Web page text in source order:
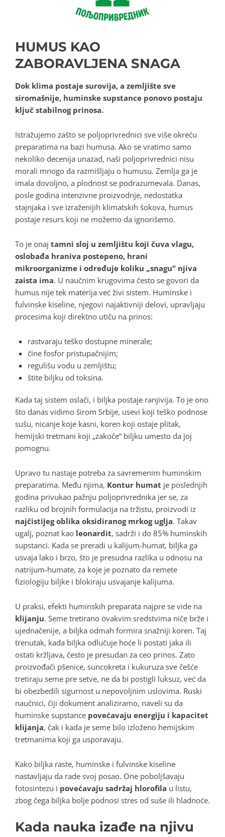
HUMUS KAO
ZABORAVLJENA SNAGA
Dok klima postaje surovija, a zemljište sve
siromašnije, huminske supstance ponovo postaju
ključ stabilnog prinosa.
Istražujemo zašto se poljoprivrednici sve više okreću
preparatima na bazi humusa. Ako se vratimo samo
nekoliko decenija unazad, naši poljoprivrednici nisu
morali mnogo da razmišljaju o humusu. Zemlja ga je
imala dovoljno, a plodnost se podrazumevala. Danas,
posle godina intenzivne proizvodnje, nedostatka
stajnjaka i sve izraženijih klimatskih šokova, humus
postaje resurs koji ne možemo da ignorišemo.
To je onaj tamni sloj u zemljištu koji čuva vlagu,
oslobađa hraniva postepeno, hrani
mikroorganizme i određuje koliku „snagu“ njiva
zaista ima. U naučnim krugovima često se govori da
humus nije tek materija već živi sistem. Huminske i
fulvinske kiseline, njegovi najaktivniji delovi, upravljaju
procesima koji direktno utiču na prinos:
rastvaraju teško dostupne minerale;
čine fosfor pristupačnijim;
regulišu vodu u zemljištu;
štite biljku od toksina.
Kada taj sistem oslači, i biljka postaje ranjivija. To je ono
što danas vidimo širom Srbije, usevi koji teško podnose
sušu, nicanje koje kasni, koren koji ostaje plitak,
hemijski tretmani koji „zakoče“ biljku umesto da joj
pomognu.
Upravo tu nastaje potreba za savremenim huminskim
preparatima. Među njima, Kontur humat je poslednjih
godina privukao pažnju poljoprivrednika jer se, za
razliku od brojnih formulacija na tržistu, proizvodi iz
najčistijeg oblika oksidiranog mrkog uglja. Takav
ugalj, poznat kao leonardit, sadrži i do 85% huminskih
supstanci. Kada se preradi u kalijum-humat, biljka ga
usvaja lako i brzo, što je presudna razlika u odnosu na
natrijum-humate, za koje je poznato da remete
fiziologiju biljke i blokiraju usvajanje kalijuma.
U praksi, efekti huminskih preparata najpre se vide na
klijanju. Seme tretirano ovakvim sredstvima niče brže i
ujednačenije, a biljka odmah formira snažniji koren. Taj
trenutak, kada biljka odlučuje hoće li postati jaka ili
ostati kržljava, često je presudan za ceo prinos. Zato
proizvođači pšenice, suncokreta i kukuruza sve češće
tretiraju seme pre setve, ne da bi postigli luksuz, već da
bi obezbedili sigurnost u nepovoljnim uslovima. Ruski
naučnici, čiji dokument analiziramo, naveli su da
huminske supstance povećavaju energiju i kapacitet
klijanja, čak i kada je seme bilo izloženo hemijskim
tretmanima koji ga usporavaju.
Kako biljka raste, huminske i fulvinske kiseline
nastavljaju da rade svoj posao. One poboljšavaju
fotosintezu i povećavaju sadržaj hlorofila u listu,
zbog čega biljka bolje podnosi stres od suše ili hladnoće.
Kada nauka izađe na njivu